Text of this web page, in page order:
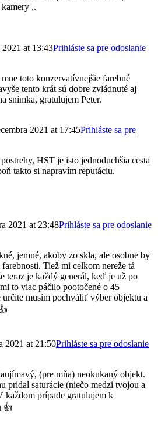
,.
2021 at 13:43Prihláste sa pre odoslanie
toto konzervatívnejšie farebné
tento krát sú dobre zvládnuté aj
snímka, gratulujem Peter.
2021 at 17:45Prihláste sa pre
HST je isto jednoduchšia cesta
takto si napravím reputáciu.
2021 at 23:48Prihláste sa pre odoslanie
jemné, akoby zo skla, ale osobne by
Tiež mi celkom nereže tá
teraz je každý generál, keď je už po
to viac páčilo pootočené o 45
musím pochváliť výber objektu a
2021 at 21:50Prihláste sa pre odoslanie
(pre mňa) neokukaný objekt.
pridal saturácie (niečo medzi tvojou a
každom prípade gratulujem k
👍